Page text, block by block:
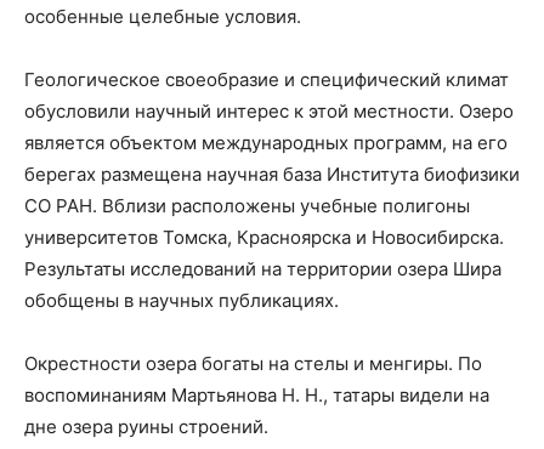
особенные целебные условия.
Геологическое своеобразие и специфический климат
обусловили научный интерес к этой местности. Озеро
является объектом международных программ, на его
берегах размещена научная база Института биофизики
СО РАН. Вблизи расположены учебные полигоны
университетов Томска, Красноярска и Новосибирска.
Результаты исследований на территории озера Шира
обобщены в научных публикациях.
Окрестности озера богаты на стелы и менгиры. По
воспоминаниям Мартьянова Н. Н., татары видели на
дне озера руины строений.